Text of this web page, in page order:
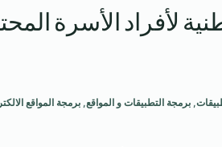
لأفراد الأسرة
, برمجة التطبيقات و المواقع , برمجة المواقع